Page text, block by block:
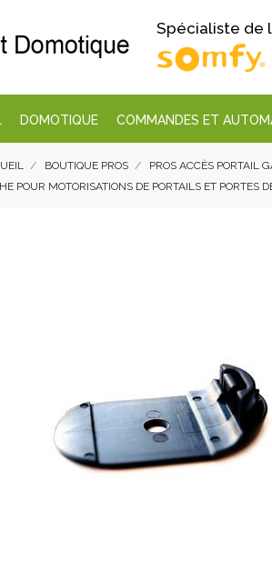
Spécialiste de
DOMOTIQUE COMMANDES ET
BOUTIQUE PROS
PROS ACCÈS PORTAIL
POUR MOTORISATIONS DE PORTAILS ET PORTES